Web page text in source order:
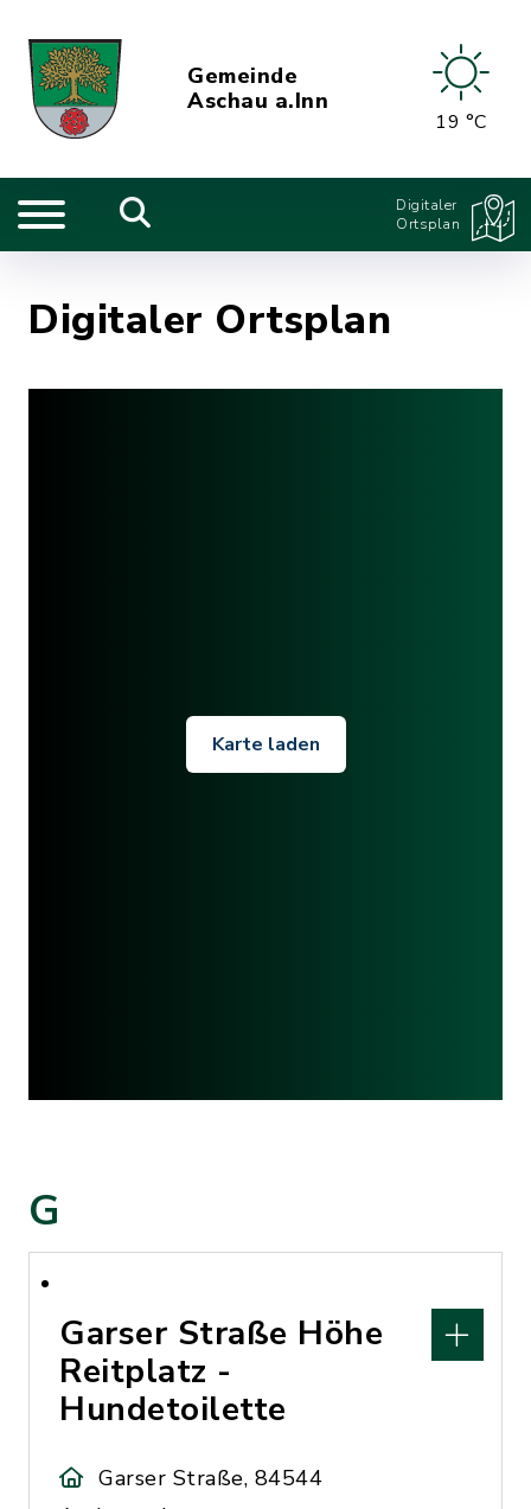
Gemeinde
Aschau a.Inn
19 °C
Digitaler
Ortsplan
Digitaler Ortsplan
Karte laden
G
Garser Straße Höhe
Reitplatz -
Hundetoilette
Garser Straße, 84544